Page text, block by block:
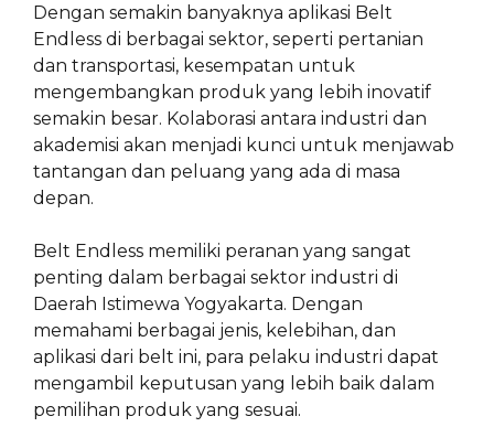
Dengan semakin banyaknya aplikasi Belt
Endless di berbagai sektor, seperti pertanian
dan transportasi, kesempatan untuk
mengembangkan produk yang lebih inovatif
semakin besar. Kolaborasi antara industri dan
akademisi akan menjadi kunci untuk menjawab
tantangan dan peluang yang ada di masa
depan.
Belt Endless memiliki peranan yang sangat
penting dalam berbagai sektor industri di
Daerah Istimewa Yogyakarta. Dengan
memahami berbagai jenis, kelebihan, dan
aplikasi dari belt ini, para pelaku industri dapat
mengambil keputusan yang lebih baik dalam
pemilihan produk yang sesuai.